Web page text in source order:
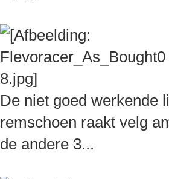
De niet goed werkende
remschoen raakt velg
de andere 3...